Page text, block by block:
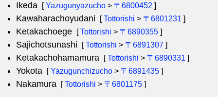
Ikeda [Yazugunyazucho > 〒6800452 ]
Kawaharachoyudani [Tottorishi > 〒6801231 ]
Ketakachoege [Tottorishi > 〒6890355 ]
Sajichotsunashi [Tottorishi > 〒6891307 ]
Ketakachohamamura [Tottorishi > 〒6890331 ]
Yokota [Yazugunchizucho > 〒6891435 ]
Nakamura [Tottorishi > 〒6801175 ]